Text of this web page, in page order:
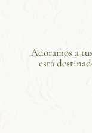
Adoramos a
está